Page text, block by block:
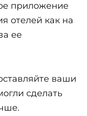
приложение
отелей как на
ее
ваши
сделать